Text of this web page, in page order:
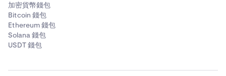
Avalanche
❌
❌
加密貨幣錢包
Bitcoin 錢包
Ethereum 錢包
Solana 錢包
USDT 錢包